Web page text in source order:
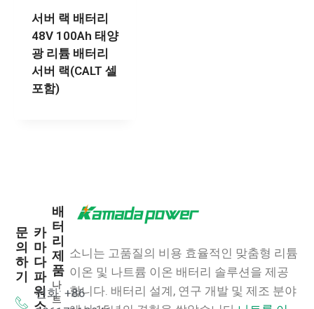
서버 랙 배터리
48V 100Ah 태양
광 리튬 배터리
서버 랙(CALT 셀
포함)
소니는 고품질의 비용 효율적인 맞춤형 리튬
이온 및 나트륨 이온 배터리 솔루션을 제공
합니다. 배터리 설계, 연구 개발 및 제조 분야
배
터
리
제
품
나
트
카
마
다
파
워
문
의
하
기
전화: +86